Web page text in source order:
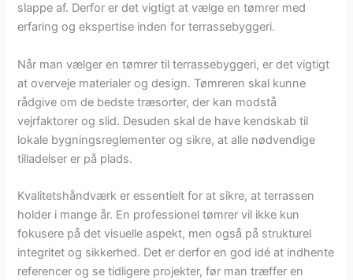
slappe af. Derfor er det vigtigt at vælge en tømrer med
erfaring og ekspertise inden for terrassebyggeri.
Når man vælger en tømrer til terrassebyggeri, er det vigtigt
at overveje materialer og design. Tømreren skal kunne
rådgive om de bedste træsorter, der kan modstå
vejrfaktorer og slid. Desuden skal de have kendskab til
lokale bygningsreglementer og sikre, at alle nødvendige
tilladelser er på plads.
Kvalitetshåndværk er essentielt for at sikre, at terrassen
holder i mange år. En professionel tømrer vil ikke kun
fokusere på det visuelle aspekt, men også på strukturel
integritet og sikkerhed. Det er derfor en god idé at indhente
referencer og se tidligere projekter, før man træffer en